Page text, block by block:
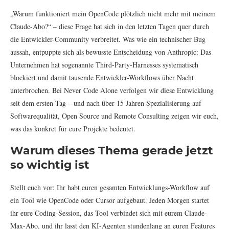
„Warum funktioniert mein OpenCode plötzlich nicht mehr mit meinem
Claude-Abo?“ – diese Frage hat sich in den letzten Tagen quer durch
die Entwickler-Community verbreitet. Was wie ein technischer Bug
aussah, entpuppte sich als bewusste Entscheidung von Anthropic: Das
Unternehmen hat sogenannte Third-Party-Harnesses systematisch
blockiert und damit tausende Entwickler-Workflows über Nacht
unterbrochen. Bei Never Code Alone verfolgen wir diese Entwicklung
seit dem ersten Tag – und nach über 15 Jahren Spezialisierung auf
Softwarequalität, Open Source und Remote Consulting zeigen wir euch,
was das konkret für eure Projekte bedeutet.
Warum dieses Thema gerade jetzt
so wichtig ist
Stellt euch vor: Ihr habt euren gesamten Entwicklungs-Workflow auf
ein Tool wie OpenCode oder Cursor aufgebaut. Jeden Morgen startet
ihr eure Coding-Session, das Tool verbindet sich mit eurem Claude-
Max-Abo, und ihr lasst den KI-Agenten stundenlang an euren Features